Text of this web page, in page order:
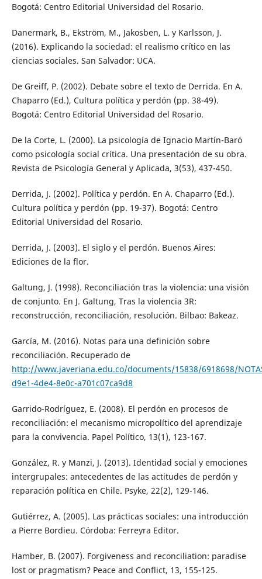
Bogotá: Centro Editorial Universidad del Rosario.
Danermark, B., Ekström, M., Jakosben, L. y Karlsson, J.
(2016). Explicando la sociedad: el realismo crítico en las
ciencias sociales. San Salvador: UCA.
De Greiff, P. (2002). Debate sobre el texto de Derrida. En A.
Chaparro (Ed.), Cultura política y perdón (pp. 38-49).
Bogotá: Centro Editorial Universidad del Rosario.
De la Corte, L. (2000). La psicología de Ignacio Martín-Baró
como psicología social crítica. Una presentación de su obra.
Revista de Psicología General y Aplicada, 3(53), 437-450.
Derrida, J. (2002). Política y perdón. En A. Chaparro (Ed.).
Cultura política y perdón (pp. 19-37). Bogotá: Centro
Editorial Universidad del Rosario.
Derrida, J. (2003). El siglo y el perdón. Buenos Aires:
Ediciones de la flor.
Galtung, J. (1998). Reconciliación tras la violencia: una visión
de conjunto. En J. Galtung, Tras la violencia 3R:
reconstrucción, reconciliación, resolución. Bilbao: Bakeaz.
García, M. (2016). Notas para una definición sobre
reconciliación. Recuperado de
http://www.javeriana.edu.co/documents/15838/6918698/
d9e1-4de4-8e0c-a701c07ca9d8
Garrido-Rodríguez, E. (2008). El perdón en procesos de
reconciliación: el mecanismo micropolítico del aprendizaje
para la convivencia. Papel Político, 13(1), 123-167.
González, R. y Manzi, J. (2013). Identidad social y emociones
intergrupales: antecedentes de las actitudes de perdón y
reparación política en Chile. Psyke, 22(2), 129-146.
Gutiérrez, A. (2005). Las prácticas sociales: una introducción
a Pierre Bordieu. Córdoba: Ferreyra Editor.
Hamber, B. (2007). Forgiveness and reconciliation: paradise
lost or pragmatism? Peace and Conflict, 13, 155-125.